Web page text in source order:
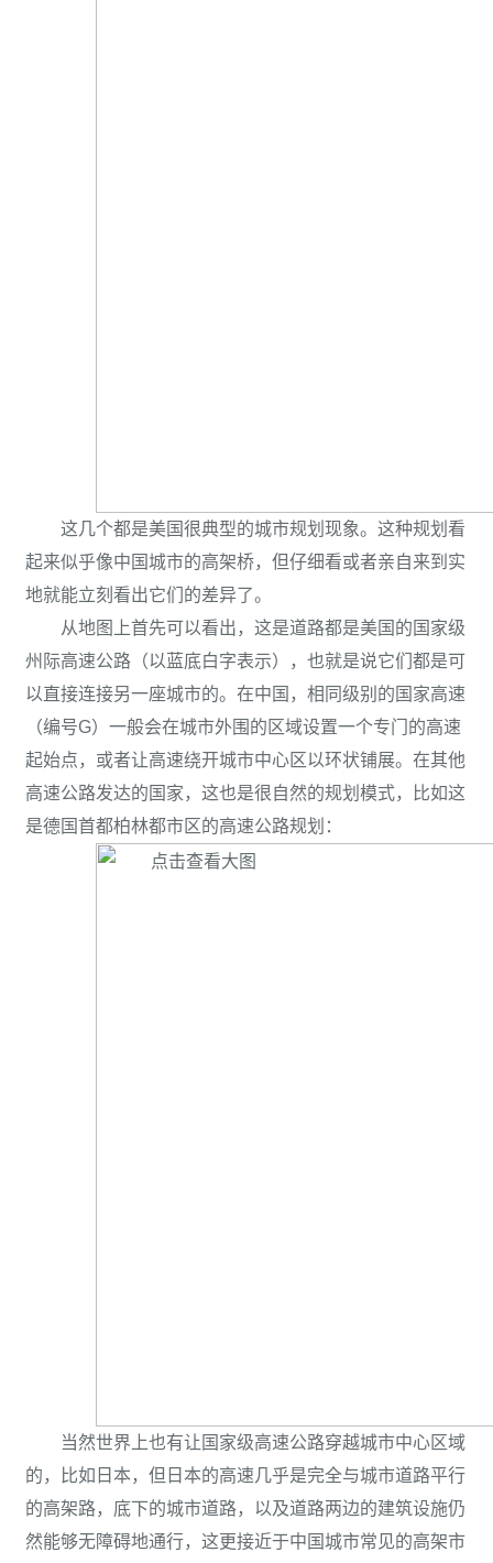
这几个都是美国很典型的城市规划现象。这种规划看
起来似乎像中国城市的高架桥，但仔细看或者亲自来到实
地就能立刻看出它们的差异了。
从地图上首先可以看出，这是道路都是美国的国家级
州际高速公路（以蓝底白字表示），也就是说它们都是可
以直接连接另一座城市的。在中国，相同级别的国家高速
（编号G）一般会在城市外围的区域设置一个专门的高速
起始点，或者让高速绕开城市中心区以环状铺展。在其他
高速公路发达的国家，这也是很自然的规划模式，比如这
是德国首都柏林都市区的高速公路规划：
当然世界上也有让国家级高速公路穿越城市中心区域
的，比如日本，但日本的高速几乎是完全与城市道路平行
的高架路，底下的城市道路，以及道路两边的建筑设施仍
然能够无障碍地通行，这更接近于中国城市常见的高架市